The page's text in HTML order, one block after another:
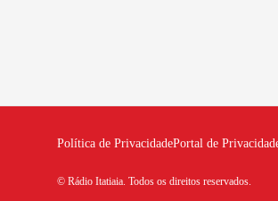
Política de PrivacidadePortal de
© Rádio Itatiaia. Todos os direitos reservados.